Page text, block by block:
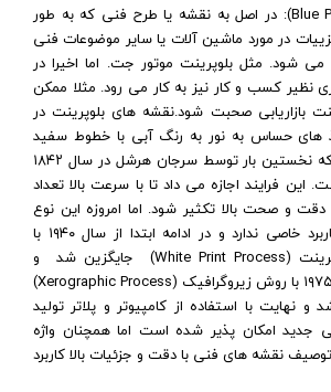
بلوپرینت (Blue Print): در اصل به نقشه یا طرح فنی که به طور
در مورد ماشین آلات یا سایر موضوعات فنی
شود. مثل بلوپرینت موتور جت. اما اخیرا در
نظیر کسب و کار نیز به کار می رود. مثلا ممکن
بازاریابی صحبت شود.نقشه های بلوپرینت در
های حساس به نور به رنگ آبی با خطوط سفید
تهیه می شد که نخستین بار توسط سرجان هرشل در سال ۱۸۴۲
فرایند اجازه می داد تا با سرعت بالا تعداد
دقت و صحت بالا تکثیر شود. اما امروزه این نوع
روش تکثیر کاربرد خاصی ندارد و در ادامه ابتدا از سال ۱۹۴۰ با
فرایند وایت پرینت (White Print Process) جایگزین شد و
سپس از سال ۱۹۷۵ با روش زیروگرافیک (Xerographic Process)
و نهایت با استفاده از کامپیوتر و پلاتر تولید
جدید امکان پذیر شده است اما همچنان واژه
نقشه های فنی با دقت و جزئیات بالا کاربرد